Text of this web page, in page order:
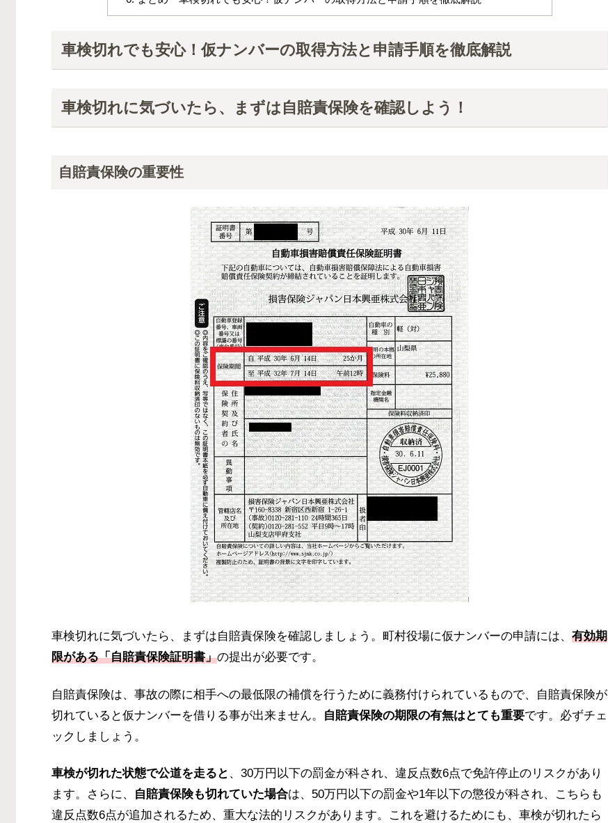
車検切れでも安心！仮ナンバーの取得方法と申請手順を徹底解説
車検切れに気づいたら、まずは自賠責保険を確認しよう！
自賠責保険の重要性
車検切れに気づいたら、まずは自賠責保険を確認しましょう。町村役場に仮ナンバーの申請には、 有効期
限がある「自賠責保険証明書」の提出が必要です。
自賠責保険は、事故の際に相手への最低限の補償を行うために義務付けられているもので、自賠責保険が
切れていると仮ナンバーを借りる事が出来ません。
自賠責保険の期限の有無はとても重要です。必ずチェ
ックしましょう。
車検が切れた状態で公道を走ると 、30万円以下の罰金が科され、違反点数6点で免許停止のリスクがあり
ます。さらに、
自賠責保険も切れていた場合は、50万円以下の罰金や1年以下の懲役が科され、こちらも
違反点数6点が追加されるため、重大な法的リスクがあります。これを避けるためにも、車検が切れたら